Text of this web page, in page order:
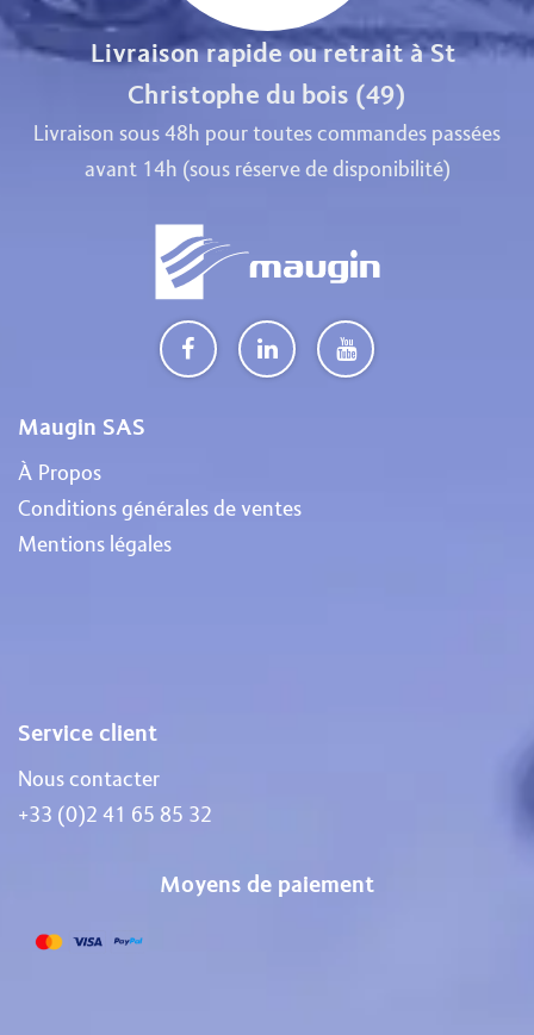
Livraison rapide ou retrait à St
Christophe du bois (49)
Livraison sous 48h pour toutes commandes passées
avant 14h (sous réserve de disponibilité)
Maugin SAS
À Propos
Conditions générales de ventes
Mentions légales
Service client
Nous contacter
+33 (0)2 41 65 85 32
Moyens de paiement